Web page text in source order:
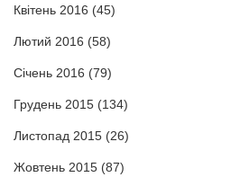
Квітень 2016 (45)
Лютий 2016 (58)
Січень 2016 (79)
Грудень 2015 (134)
Листопад 2015 (26)
Жовтень 2015 (87)